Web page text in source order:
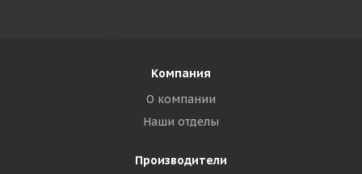
Компания
О компании
Наши отделы
Производители